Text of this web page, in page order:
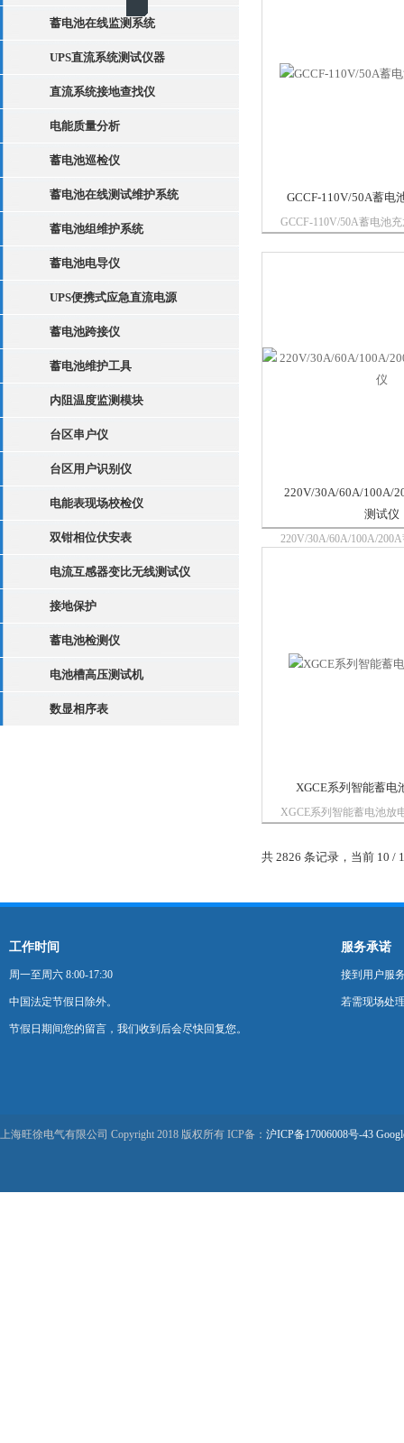
蓄电池在线监测系统
UPS直流系统测试仪器
直流系统接地查找仪
电能质量分析
蓄电池巡检仪
蓄电池在线测试维护系统
蓄电池组维护系统
蓄电池电导仪
UPS便携式应急直流电源
蓄电池跨接仪
蓄电池维护工具
内阻温度监测模块
台区串户仪
台区用户识别仪
电能表现场校检仪
双钳相位伏安表
电流互感器变比无线测试仪
接地保护
蓄电池检测仪
电池槽高压测试机
数显相序表
GCCF-110V/50A蓄电
GCCF-110V/50A蓄电池
220V/30A/60A/100A/
测试仪
220V/30A/60A/100A/
XGCE系列智能蓄电
XGCE系列智能蓄电池放
宠，突出实用，功能全
便、安全高效、实时测
巧轻便等特点。可广...
共 2826 条记录，当前 10 /
工作时间
周一至周六 8:00-17:30
中国法定节假日除外。
节假日期间您的留言，我们收到后会尽快回复您。
服务承诺
接到用户服
若需现场处
上海旺徐电气有限公司 Copyright 2018 版权所有 ICP备： 沪ICP备17006008号-43